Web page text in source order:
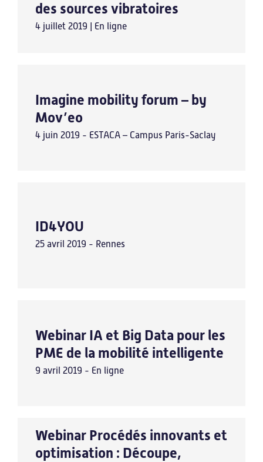
des sources vibratoires
4 juillet 2019 | En ligne
Imagine mobility forum – by
Mov’eo
4 juin 2019 - ESTACA – Campus Paris-Saclay
ID4YOU
25 avril 2019 - Rennes
Webinar IA et Big Data pour les
PME de la mobilité intelligente
9 avril 2019 - En ligne
Webinar Procédés innovants et
optimisation : Découpe,